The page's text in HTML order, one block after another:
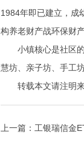
1984年即已建立，成
构养老财产战环保财产
小镇核心是社区的
慧坊、亲子坊、手工
转载本文请注明来
上一篇： 工银瑞信金